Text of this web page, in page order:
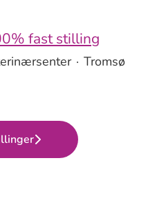
fast stilling
· Tromsø